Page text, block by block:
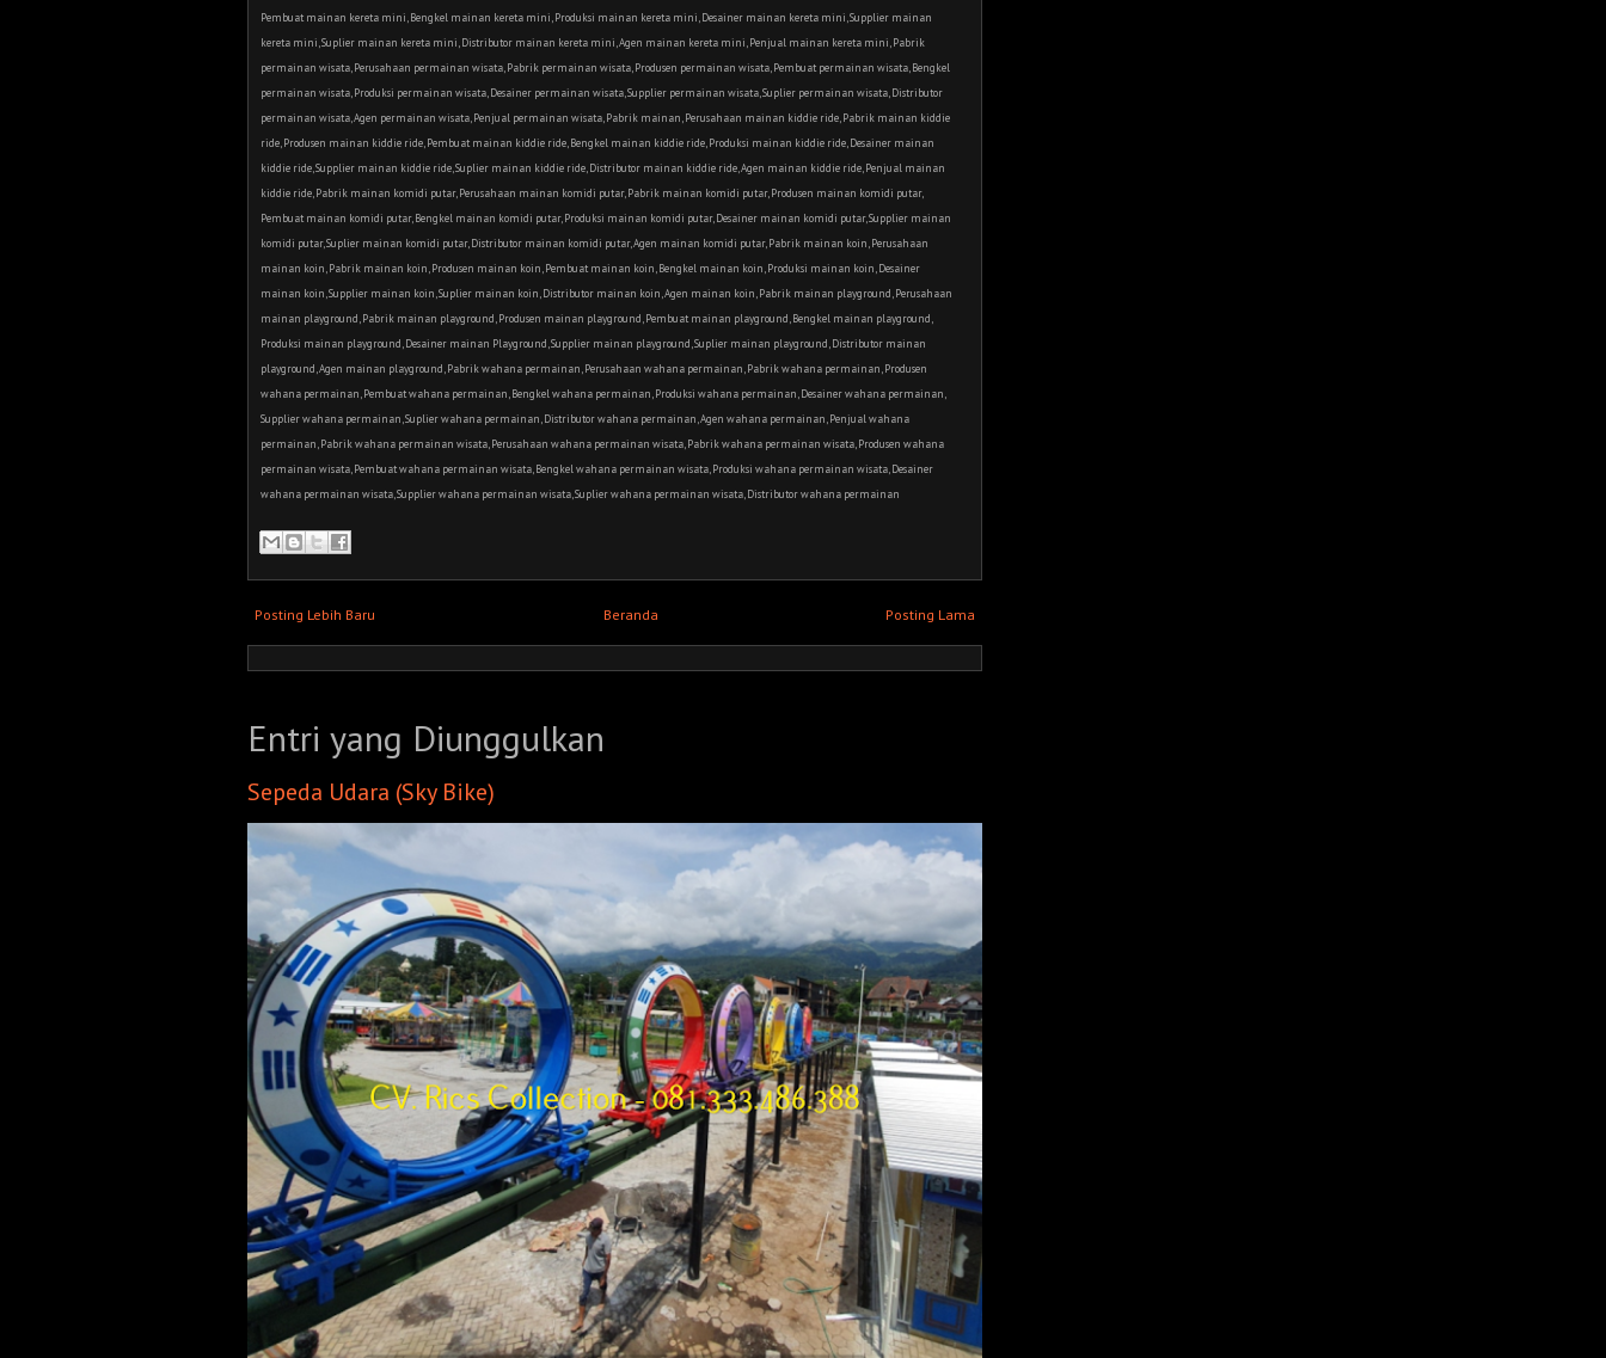
Header Background Image. Ideal width 1600px with.
Pembuat mainan kereta mini, Bengkel mainan kereta mini, Produksi mainan kereta mini, Desainer mainan kereta mini, Supplier mainan
kereta mini, Suplier mainan kereta mini, Distributor mainan kereta mini, Agen mainan kereta mini, Penjual mainan kereta mini, Pabrik
permainan wisata, Perusahaan permainan wisata, Pabrik permainan wisata, Produsen permainan wisata, Pembuat permainan wisata, Bengkel
permainan wisata, Produksi permainan wisata, Desainer permainan wisata, Supplier permainan wisata, Suplier permainan wisata, Distributor
permainan wisata, Agen permainan wisata, Penjual permainan wisata, Pabrik mainan, Perusahaan mainan kiddie ride, Pabrik mainan kiddie
ride, Produsen mainan kiddie ride, Pembuat mainan kiddie ride, Bengkel mainan kiddie ride, Produksi mainan kiddie ride, Desainer mainan
kiddie ride, Supplier mainan kiddie ride, Suplier mainan kiddie ride, Distributor mainan kiddie ride, Agen mainan kiddie ride, Penjual mainan
kiddie ride, Pabrik mainan komidi putar, Perusahaan mainan komidi putar, Pabrik mainan komidi putar, Produsen mainan komidi putar,
Pembuat mainan komidi putar, Bengkel mainan komidi putar, Produksi mainan komidi putar, Desainer mainan komidi putar, Supplier mainan
komidi putar, Suplier mainan komidi putar, Distributor mainan komidi putar, Agen mainan komidi putar, Pabrik mainan koin, Perusahaan
mainan koin, Pabrik mainan koin, Produsen mainan koin, Pembuat mainan koin, Bengkel mainan koin, Produksi mainan koin, Desainer
mainan koin, Supplier mainan koin, Suplier mainan koin, Distributor mainan koin, Agen mainan koin, Pabrik mainan playground, Perusahaan
mainan playground, Pabrik mainan playground, Produsen mainan playground, Pembuat mainan playground, Bengkel mainan playground,
Produksi mainan playground, Desainer mainan Playground, Supplier mainan playground, Suplier mainan playground, Distributor mainan
playground, Agen mainan playground, Pabrik wahana permainan, Perusahaan wahana permainan, Pabrik wahana permainan, Produsen
wahana permainan, Pembuat wahana permainan, Bengkel wahana permainan, Produksi wahana permainan, Desainer wahana permainan,
Supplier wahana permainan, Suplier wahana permainan, Distributor wahana permainan, Agen wahana permainan, Penjual wahana
permainan, Pabrik wahana permainan wisata, Perusahaan wahana permainan wisata, Pabrik wahana permainan wisata, Produsen wahana
permainan wisata, Pembuat wahana permainan wisata, Bengkel wahana permainan wisata, Produksi wahana permainan wisata, Desainer
wahana permainan wisata, Supplier wahana permainan wisata, Suplier wahana permainan wisata, Distributor wahana permainan
Posting Lebih Baru Posting Lama
Beranda
Entri yang Diunggulkan
Sepeda Udara (Sky Bike)